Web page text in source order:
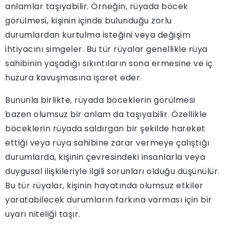
anlamlar taşıyabilir. Örneğin, rüyada böcek
görülmesi, kişinin içinde bulunduğu zorlu
durumlardan kurtulma isteğini veya değişim
ihtiyacını simgeler. Bu tür rüyalar genellikle rüya
sahibinin yaşadığı sıkıntıların sona ermesine ve iç
huzura kavuşmasına işaret eder.
Bununla birlikte, rüyada böceklerin görülmesi
bazen olumsuz bir anlam da taşıyabilir. Özellikle
böceklerin rüyada saldırgan bir şekilde hareket
ettiği veya rüya sahibine zarar vermeye çalıştığı
durumlarda, kişinin çevresindeki insanlarla veya
duygusal ilişkileriyle ilgili sorunları olduğu düşünülür.
Bu tür rüyalar, kişinin hayatında olumsuz etkiler
yaratabilecek durumların farkına varması için bir
uyarı niteliği taşır.